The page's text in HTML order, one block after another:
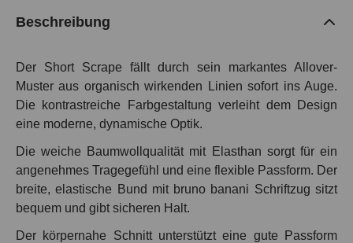
Beschreibung
Der Short Scrape fällt durch sein markantes Allover-
Muster aus organisch wirkenden Linien sofort ins Auge.
Die kontrastreiche Farbgestaltung verleiht dem Design
eine moderne, dynamische Optik.
Die weiche Baumwollqualität mit Elasthan sorgt für ein
angenehmes Tragegefühl und eine flexible Passform. Der
breite, elastische Bund mit bruno banani Schriftzug sitzt
bequem und gibt sicheren Halt.
Der körpernahe Schnitt unterstützt eine gute Passform